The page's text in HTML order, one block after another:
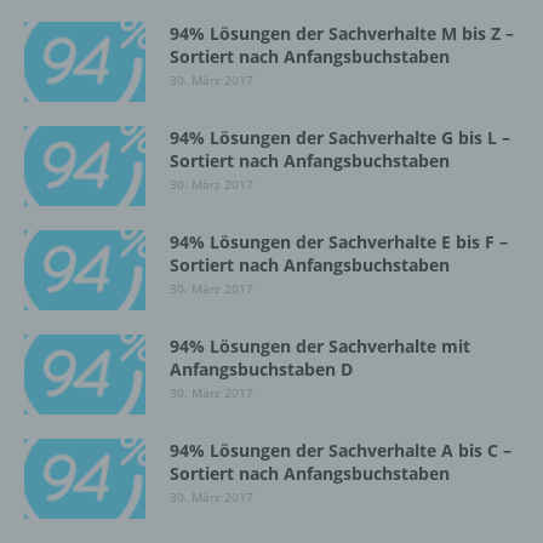
94% Lösungen der Sachverhalte M bis Z –
Sortiert nach Anfangsbuchstaben
30. März 2017
94% Lösungen der Sachverhalte G bis L –
Sortiert nach Anfangsbuchstaben
30. März 2017
94% Lösungen der Sachverhalte E bis F –
Sortiert nach Anfangsbuchstaben
30. März 2017
94% Lösungen der Sachverhalte mit
Anfangsbuchstaben D
30. März 2017
94% Lösungen der Sachverhalte A bis C –
Sortiert nach Anfangsbuchstaben
30. März 2017
Einschränkung der Verarbeitung ist die
Markierung gespeicherter
personenbezogener Daten mit dem Ziel, ihre
e) Profiling
Profiling ist jede Art der automatisierten
Verarbeitung personenbezogener Daten, die
darin besteht, dass diese
werden, um bestimmte persönliche Aspekte,
die sich auf eine natürliche Person beziehen,
zu bewerten, insbesondere, um Aspekte
bezüglich Arbeitsleistung, wirtschaftlicher
Lage, Gesundheit, persönlicher Vorlieben,
Interessen, Zuverlässigkeit, Verhalten,
Aufenthaltsort oder Ortswechsel dieser
natürlichen Person zu analysieren oder